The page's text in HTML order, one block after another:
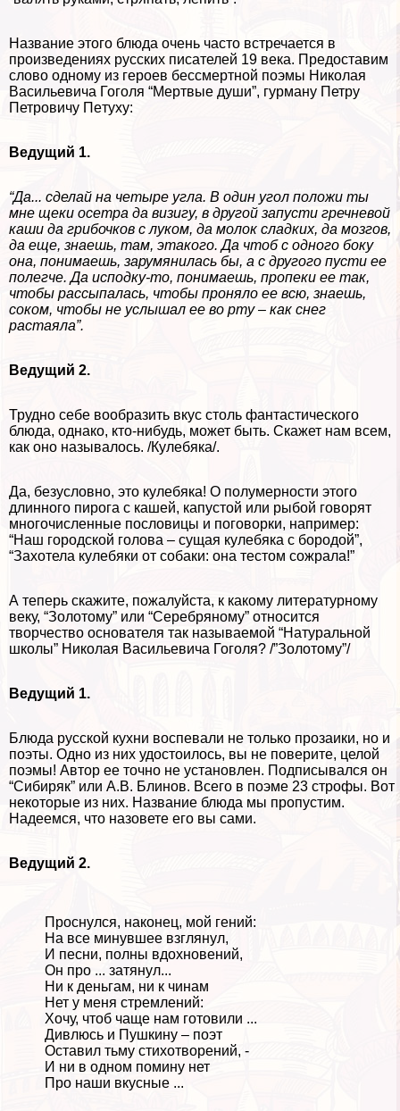
Название этого блюда очень часто встречается в
произведениях русских писателей 19 века. Предоставим
слово одному из героев бесcмepтной поэмы Николая
Васильевича Гоголя “Мертвые души”, гурману Петру
Петровичу Пeтyxу:
Ведущий 1.
“Да... сделай на четыре угла. В один угол положи ты
мне щеки осетра да визигу, в другой запусти гречневой
каши да грибочков с луком, да молок сладких, да мозгов,
да еще, знаешь, там, этакого. Да чтоб с одного боку
она, понимаешь, зарумянилась бы, а с другого пусти ее
полегче. Да исподку-то, понимаешь, пропеки ее так,
чтобы рассыпалась, чтобы проняло ее всю, знаешь,
соком, чтобы не услышал ее во рту – как снег
растаяла”.
Ведущий 2.
Трудно себе вообразить вкус столь фантастического
блюда, однако, кто-нибудь, может быть. Скажет нам всем,
как оно называлось. /Кулебяка/.
Да, безусловно, это кулебяка! О полумерности этого
длинного пирога с кашей, капустой или рыбой говорят
многочисленные пословицы и поговорки, например:
“Наш городской голова – сущая кулебяка с бородой”,
“Захотела кулебяки от собаки: она тестом сожрала!”
А теперь скажите, пожалуйста, к какому литературному
веку, “Золотому” или “Серебряному” относится
творчество основателя так называемой “Натуральной
школы” Николая Васильевича Гоголя? /”Золотому”/
Ведущий 1.
Блюда русской кухни воспевали не только прозаики, но и
поэты. Одно из них удостоилось, вы не поверите, целой
поэмы! Автор ее точно не установлен. Подписывался он
“Сибиряк” или А.В. Блинов. Всего в поэме 23 строфы. Вот
некоторые из них. Название блюда мы пропустим.
Надеемся, что назовете его вы сами.
Ведущий 2.
Проснулся, наконец, мой гений:
На все минувшее взглянул,
И песни, полны вдохновений,
Он про ... затянул...
Ни к деньгам, ни к чинам
Нет у меня стремлений:
Хочу, чтоб чаще нам готовили ...
Дивлюсь и Пушкину – поэт
Оставил тьму стихотворений, -
И ни в одном помину нет
Про наши вкусные ...